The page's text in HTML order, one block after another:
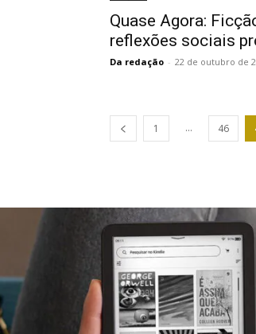
Quase Agora:
reflexões sociais
Da redação - 22 de outubro de
1 ... 46